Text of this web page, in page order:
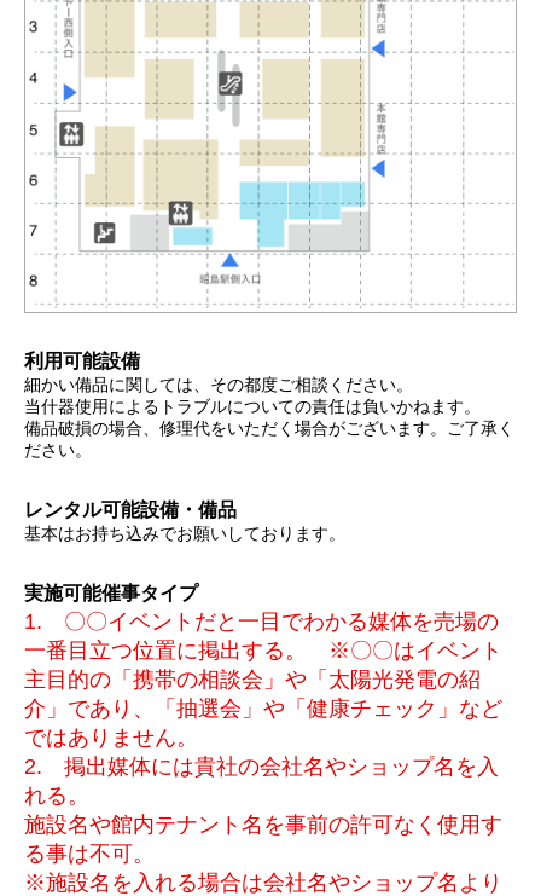
利用可能設備
細かい備品に関しては、その都度ご相談ください。
当什器使用によるトラブルについての責任は負いかねます。
備品破損の場合、修理代をいただく場合がございます。ご了承く
ださい。
レンタル可能設備・備品
基本はお持ち込みでお願いしております。
実施可能催事タイプ
1. 〇〇イベントだと一目でわかる媒体を売場の
一番目立つ位置に掲出する。 ※〇〇はイベント
主目的の「携帯の相談会」や「太陽光発電の紹
介」であり、「抽選会」や「健康チェック」など
ではありません。
2. 掲出媒体には貴社の会社名やショップ名を入
れる。
施設名や館内テナント名を事前の許可なく使用す
る事は不可。
※施設名を入れる場合は会社名やショップ名より